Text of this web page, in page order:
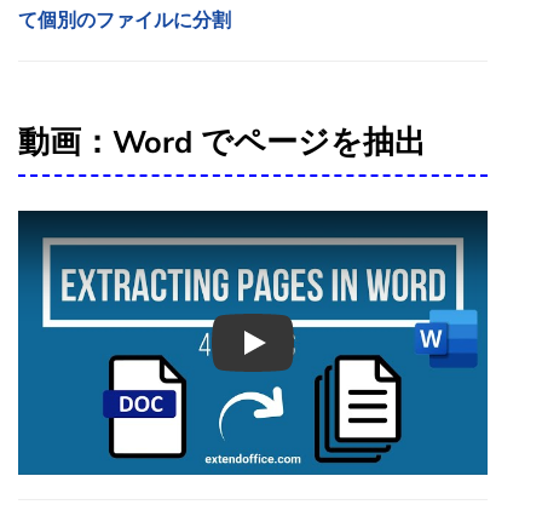
て個別のファイルに分割
動画：Word でページを抽出
Play